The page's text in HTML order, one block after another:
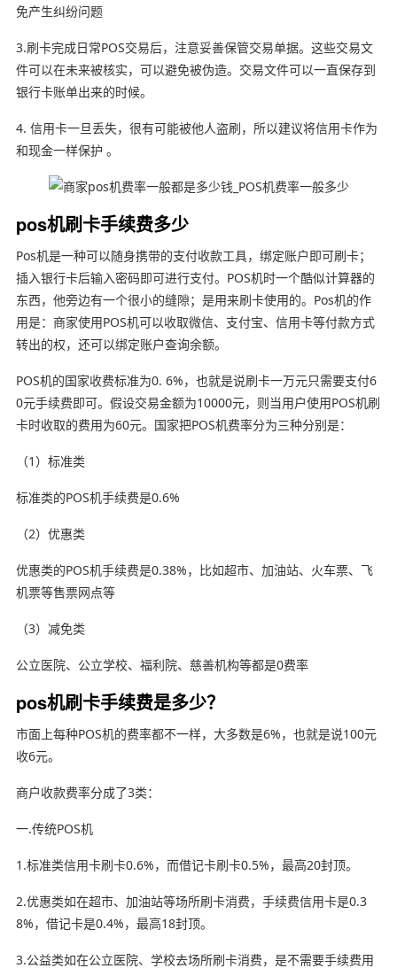
免产生纠纷问题
3.刷卡完成日常POS交易后，注意妥善保管交易单据。这些交易文
件可以在未来被核实，可以避免被伪造。交易文件可以一直保存到
银行卡账单出来的时候。
4. 信用卡一旦丢失，很有可能被他人盗刷，所以建议将信用卡作为
和现金一样保护 。
pos机刷卡手续费多少
Pos机是一种可以随身携带的支付收款工具，绑定账户即可刷卡；
插入银行卡后输入密码即可进行支付。POS机时一个酷似计算器的
东西，他旁边有一个很小的缝隙；是用来刷卡使用的。Pos机的作
用是：商家使用POS机可以收取微信、支付宝、信用卡等付款方式
转出的权，还可以绑定账户查询余额。
POS机的国家收费标准为0. 6%，也就是说刷卡一万元只需要支付6
0元手续费即可。假设交易金额为10000元，则当用户使用POS机刷
卡时收取的费用为60元。国家把POS机费率分为三种分别是：
（1）标准类
标准类的POS机手续费是0.6%
（2）优惠类
优惠类的POS机手续费是0.38%，比如超市、加油站、火车票、飞
机票等售票网点等
（3）减免类
公立医院、公立学校、福利院、慈善机构等都是0费率
pos机刷卡手续费是多少？
市面上每种POS机的费率都不一样，大多数是6%，也就是说100元
收6元。
商户收款费率分成了3类：
一.传统POS机
1.标准类信用卡刷卡0.6%，而借记卡刷卡0.5%，最高20封顶。
2.优惠类如在超市、加油站等场所刷卡消费，手续费信用卡是0.3
8%，借记卡是0.4%，最高18封顶。
3.公益类如在公立医院、学校去场所刷卡消费，是不需要手续费用